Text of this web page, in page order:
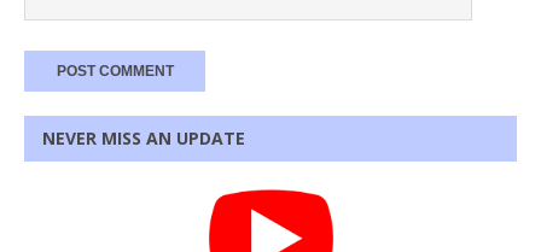
NEVER MISS AN UPDATE